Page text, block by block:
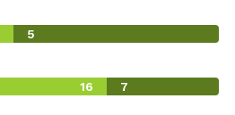
5
16 7